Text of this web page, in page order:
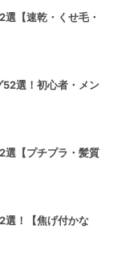
選【速乾・くせ毛・
52選！初心者・メン
選【プチプラ・髪質
選！【焦げ付かな